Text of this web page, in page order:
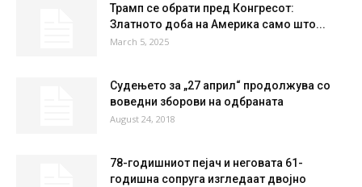
Трамп се обрати пред Конгресот:
Златното доба на Америка само што...
March 5, 2025
Судењето за „27 април“ продолжува со
воведни зборови на одбраната
August 24, 2018
78-годишниот пејач и неговата 61-
годишна сопруга изгледаат двојно